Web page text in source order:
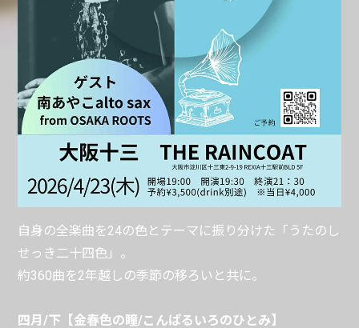
自身の全楽曲を24の色とテーマに振り分けた「うたのし
せっき二十四色」。
約360曲を2年越しの季節の移ろいと共に。
四月/下【金春色の瞳/こんぱるいろのひとみ】